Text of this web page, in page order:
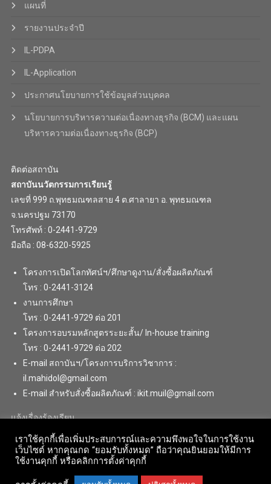
แผนที่
รายงานประจำปี
IL-PDPA
IL-Application
ประกาศนโยบายการใช้ข้อมูลส่วนบุคคล
นโยบายการบริหารความต่อเนื่องทางธุรกิจ (BCM) และแผน
บริหารความต่อเนื่องทางธุรกิจ (BCP)
ติดต่อสถาบัน
สถาบันนวัตกรรมการเรียนรู้
เลขที่ 999 ถ.พุทธมณฑลสาย 4 ต.ศาลายา อ. พุทธมณฑล
จ.นครปฐม 73170
โทรศัพท์ : 0-2441-9729
มือถือ : 08-6320-5925
โครงการเปิดโลกทัศน์ฯ/ศึกษาดูงาน/สั่งซื้อผลิตภัณฑ์
โทร : 0-2441-3124
งานการศึกษา
โทร : 0-2441-9729 ต่อ 201
โครงการอบรมหลักสูตรระยะสั้น/ In-house training
โทร : 0-2441-9729 ต่อ 202
E-mail สถาบันฯ/โครงการบริการวิชาการ :
il.mahidol@gmail.com
E-mail สำหรับสั่งซื้อผลิตภัณฑ์ : ikit.muil@gmail.com
แจ้งเรื่องร้องเรียน
เราใช้คุกกี้เพื่อเพิ่มประสบการณ์และความพึงพอใจในการใช้งาน
เว็บไซต์ หากคุณกด “ยอมรับทั้งหมด” ถือว่าคุณยินยอมให้มีการ
ใช้งานคุกกี้ หรือคลิกการตั้งค่าคุกกี้